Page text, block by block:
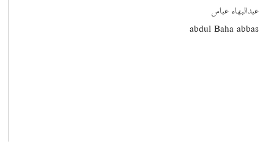
عبدالبهاء عباس
abdul Baha abbas